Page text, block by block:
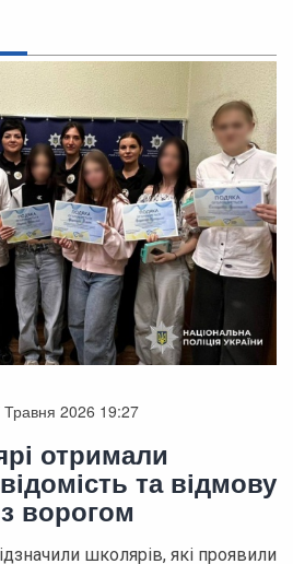
Травня 2026 19:27
отримали
та відмову
ворогом
школярів, які проявили